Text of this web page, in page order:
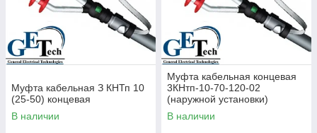
Муфта кабельная З КНТп 10
(25-50) концевая
В наличии
Муфта кабельная концевая
3КНтп-10-70-120-02
(наружной установки)
В наличии